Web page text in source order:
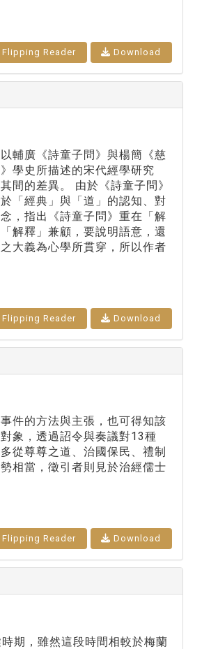
Flipping Reader Download
輔廣《詩童子問》與楊簡《慈
學史所描述的宋代經學研究
間的差異。 由於《詩童子問》
「經典」與「道」的認知、對
，指出《詩童子問》重在「解
解釋」兼顧，要說明語意，還
大義為心學所貫穿，所以作者
Flipping Reader Download
件的方法與主張，也可得知該
象，透過詔令與奏議對13種
從尊尊之道、治國保民、禮制
相當，徵引者則見於治經儒士
Flipping Reader Download
期，雖然這段時間相較於梅蘭